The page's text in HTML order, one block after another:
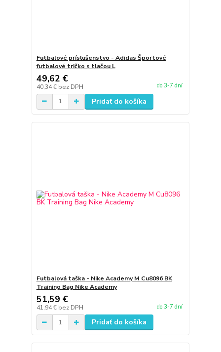
Futbalové príslušenstvo - Adidas Športové
futbalové tričko s tlačou L
49,62 €
40,34 € bez DPH do 3-7 dní
Pridať do košíka
Futbalová taška - Nike Academy M Cu8096 BK
Training Bag Nike Academy
51,59 €
41,94 € bez DPH do 3-7 dní
Pridať do košíka